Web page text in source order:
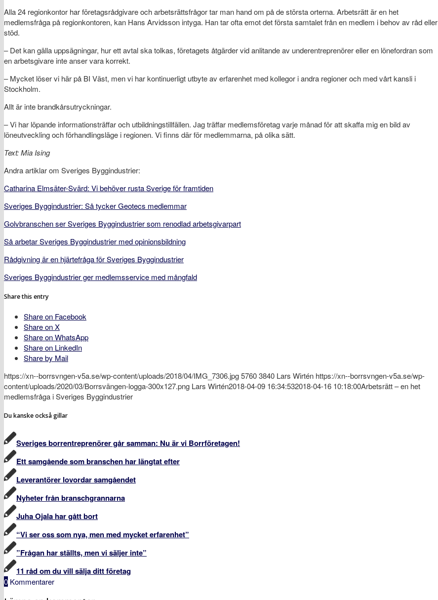
Alla 24 regionkontor har företagsrådgivare och arbetsrättsfrågor tar man hand om på de största orterna. Arbetsrätt är en het
medlemsfråga på regionkontoren, kan Hans Arvidsson intyga. Han tar ofta emot det första samtalet från en medlem i behov av råd eller
stöd.
– Det kan gälla uppsägningar, hur ett avtal ska tolkas, företagets åtgärder vid anlitande av underentreprenörer eller en lönefordran som
en arbetsgivare inte anser vara korrekt.
– Mycket löser vi här på BI Väst, men vi har kontinuerligt utbyte av erfarenhet med kollegor i andra regioner och med vårt kansli i
Stockholm.
Allt är inte brandkårsutryckningar.
– Vi har löpande informationsträffar och utbildningstillfällen. Jag träffar medlemsföretag varje månad för att skaffa mig en bild av
löneutveckling och förhandlingsläge i regionen. Vi finns där för medlemmarna, på olika sätt.
Text: Mia Ising
Andra artiklar om Sveriges Byggindustrier:
Catharina Elmsäter-Svärd: Vi behöver rusta Sverige för framtiden
Sveriges Byggindustrier: Så tycker Geotecs medlemmar
Golvbranschen ser Sveriges Byggindustrier som renodlad arbetsgivarpart
Så arbetar Sveriges Byggindustrier med opinionsbildning
Rådgivning är en hjärtefråga för Sveriges Byggindustrier
Sveriges Byggindustrier ger medlemsservice med mångfald
Share this entry
Share on Facebook
Share on X
Share on WhatsApp
Share on LinkedIn
Share by Mail
https://xn--borrsvngen-v5a.se/wp-content/uploads/2018/04/IMG_7306.jpg57603840 Lars Wirtén https://xn--borrsvngen-v5a.se/wp-
content/uploads/2020/03/Borrsvängen-logga-300x127.png Lars Wirtén2018-04-09 16:34:532018-04-16 10:18:00Arbetsrätt – en het
medlemsfråga i Sveriges Byggindustrier
Du kanske också gillar
Sveriges borrentreprenörer går samman: Nu är vi Borrföretagen!
Ett samgående som branschen har längtat efter
Leverantörer lovordar samgåendet
Nyheter från branschgrannarna
Juha Ojala har gått bort
“Vi ser oss som nya, men med mycket erfarenhet”
”Frågan har ställts, men vi säljer inte”
11 råd om du vill sälja ditt företag
0 Kommentarer